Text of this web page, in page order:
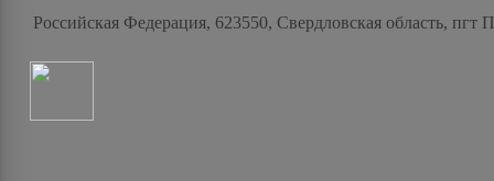
Российская Федерация, 623550, Свердловская область,